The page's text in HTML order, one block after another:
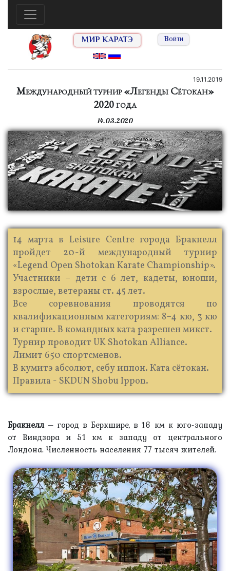
МИР КАРАТЭ Войти
19.11.2019
Международный турнир «Легенды Сётокан»
2020 года
14.03.2020
14 марта в Leisure Centre города Бракнелл
пройдет 20-й международный турнир
«Legend Open Shotokan Karate Championship».
Участники – дети с 6 лет, кадеты, юноши,
взрослые, ветераны ст. 45 лет.
Все соревнования проводятся по
квалификационным категориям: 8–4 кю, 3 кю
и старше. В командных ката разрешен микст.
Турнир проводит UK Shotokan Alliance.
Лимит 650 спортсменов.
В кумитэ абсолют, себу иппон. Ката сётокан.
Правила - SKDUN Shobu Ippon.
Бракнелл – город в Беркшире, в 16 км к юго-западу
от Виндзора и 51 км к западу от центрального
Лондона. Численность населения 77 тысяч жителей.